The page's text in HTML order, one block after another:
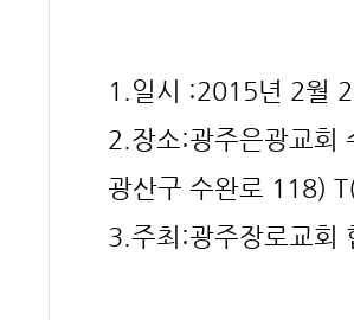
1.일시 :2015년 2월
2.장소:광주은광교회
광산구 수완로 118)
3.주최:광주장로교회